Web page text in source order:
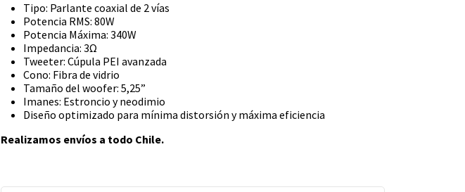
Tipo: Parlante coaxial de 2 vías
Potencia RMS: 80W
Potencia Máxima: 340W
Impedancia: 3Ω
Tweeter: Cúpula PEI avanzada
Cono: Fibra de vidrio
Tamaño del woofer: 5,25”
Imanes: Estroncio y neodimio
Diseño optimizado para mínima distorsión y máxima eficiencia
Realizamos envíos a todo Chile.